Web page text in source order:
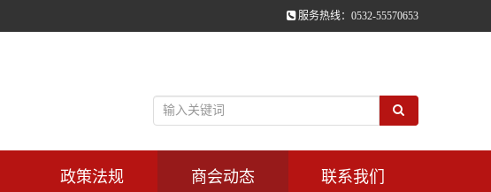
服务热线：0532-55570653
政策法规 商会动态 联系我们